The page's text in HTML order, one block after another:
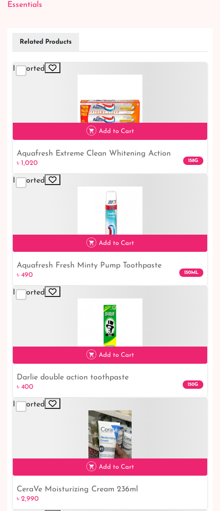
Essentials
Related Products
Imported
৳ 1,020
Add to Cart
Aquafresh Extreme Clean Whitening Action
Toothpaste 2pk
৳ 1,020 158G
Imported
৳ 490
Add to Cart
Aquafresh Fresh Minty Pump Toothpaste
৳ 490 150ML
Imported
৳ 400
Add to Cart
Darlie double action toothpaste
৳ 400 150G
Imported
Add to Cart
CeraVe Moisturizing Cream 236ml
৳ 2,990